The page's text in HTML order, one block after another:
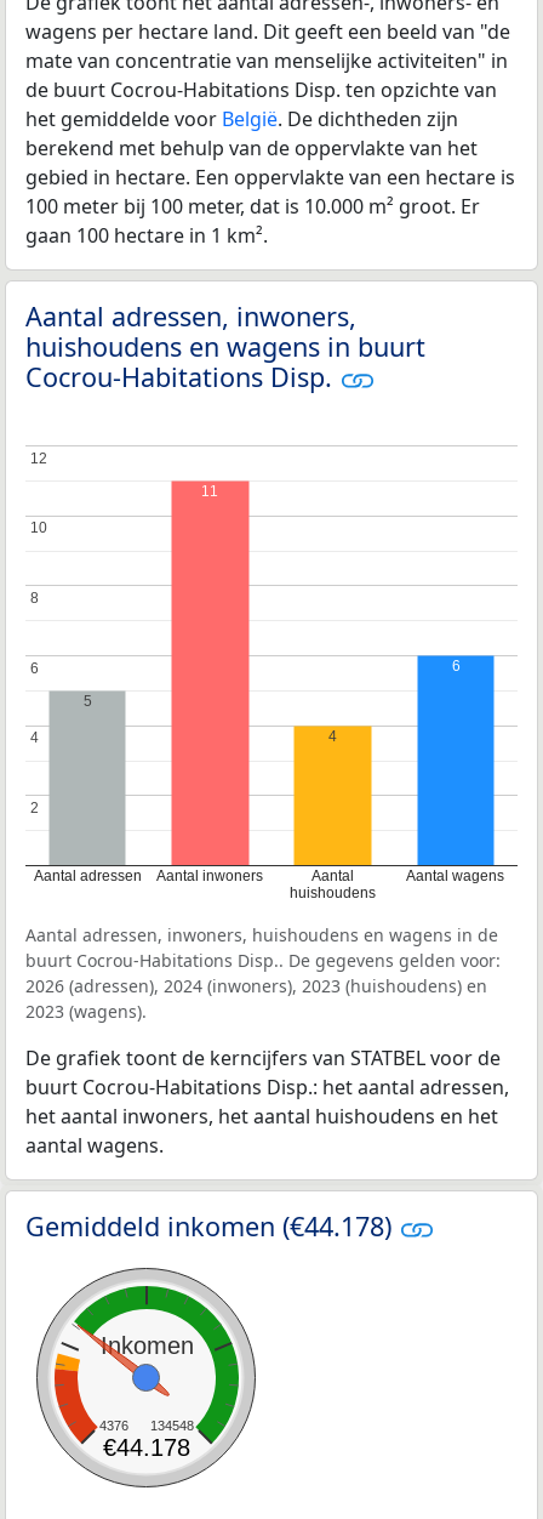
wagens per hectare land. Dit geeft een beeld van "de
mate van concentratie van menselijke activiteiten" in
de buurt Cocrou-Habitations Disp. ten opzichte van
het gemiddelde voor België. De dichtheden zijn
berekend met behulp van de oppervlakte van het
gebied in hectare. Een oppervlakte van een hectare is
100 meter bij 100 meter, dat is 10.000 m² groot. Er
gaan 100 hectare in 1 km².
Aantal adressen, inwoners,
huishoudens en wagens in buurt
Cocrou-Habitations Disp.
Aantal adressen Aantal inwoners
Aantal
huishoudens
Aantal wagens
2
2
4
4
6
6
8
8
10
10
12
12
5
11
4
6
Aantal adressen, inwoners, huishoudens en wagens in de
buurt Cocrou-Habitations Disp.. De gegevens gelden voor:
2026 (adressen), 2024 (inwoners), 2023 (huishoudens) en
2023 (wagens).
De grafiek toont de kerncijfers van STATBEL voor de
buurt Cocrou-Habitations Disp.: het aantal adressen,
het aantal inwoners, het aantal huishoudens en het
aantal wagens.
Gemiddeld inkomen (€44.178)
Inkomen
4376 134548
€44.178